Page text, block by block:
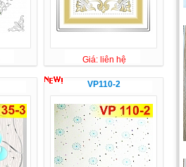
Giá: liên hệ
VP110-2